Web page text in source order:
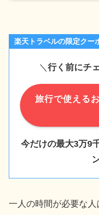
楽天トラベルの限定クー
＼ 行く前にチ
旅行で使える
今だけの最大3万9
一人の時間が必要な